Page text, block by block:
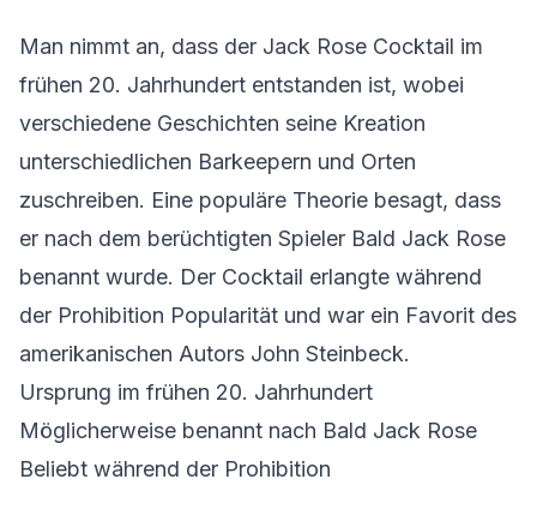
Man nimmt an, dass der Jack Rose Cocktail im
frühen 20. Jahrhundert entstanden ist, wobei
verschiedene Geschichten seine Kreation
unterschiedlichen Barkeepern und Orten
zuschreiben. Eine populäre Theorie besagt, dass
er nach dem berüchtigten Spieler Bald Jack Rose
benannt wurde. Der Cocktail erlangte während
der Prohibition Popularität und war ein Favorit des
amerikanischen Autors John Steinbeck.
Ursprung im frühen 20. Jahrhundert
Möglicherweise benannt nach Bald Jack Rose
Beliebt während der Prohibition